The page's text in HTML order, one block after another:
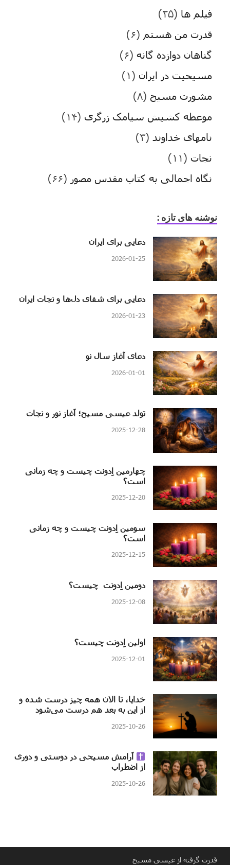
فیلم ها (۲۵)
قدرت من هستم (۶)
گناهان دوازده گانه (۶)
مسیحیت در ایران (۱)
مشورت مسیح (۸)
موعظه کشیش سیامک زرگری (۱۴)
نامهای خداوند (۳)
نجات (۱۱)
نگاه اجمالی به کتاب مقدس مصور (۶۶)
نوشنه های تازه :
دعایی برای ایران
2026-01-25
دعایی برای شفای دل‌ها و نجات ایران
2026-01-23
دعای آغاز سال نو
2026-01-01
تولد عیسی مسیح؛ آغاز نور و نجات
2025-12-28
چهارمین اِدونت چیست و چه زمانی
است؟
2025-12-20
سومین اِدونت چیست و چه زمانی
است؟
2025-12-15
دومین اِدونت چیست؟
2025-12-08
اولین اِدونت چیست؟
2025-12-01
خدایا، تا الان همه چیز درست شده و
از این به بعد هم درست می‌شود
2025-10-26
آرامش مسیحی در دوستی و دوری
از اضطراب
2025-10-26
قدرت گرفته از عیسی مسیح